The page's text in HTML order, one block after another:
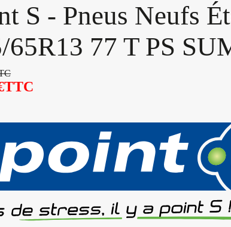
S - Pneus Neufs
65R13 77 T PS
TTC